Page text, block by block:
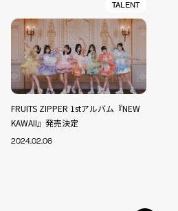
TALENT
FRUITS ZIPPER 1stアルバム『NEW
KAWAII』発売決定
2024.02.06